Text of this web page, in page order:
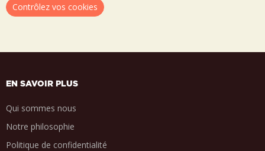
Contrôlez vos cookies
EN SAVOIR PLUS
Qui sommes nous
Notre philosophie
Politique de confidentialité